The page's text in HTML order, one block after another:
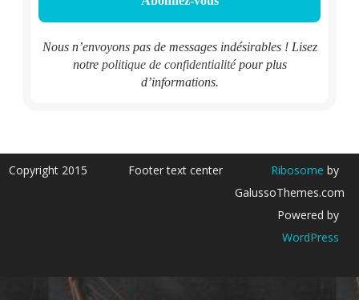
Nous n’envoyons pas de messages indésirables ! Lisez
notre politique de confidentialitépour plus
d’informations.
Copyright 2015 Footer text center Ribosome by
GalussoThemes.com
Powered by
WordPress